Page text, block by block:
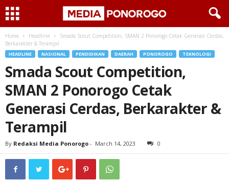
Home Headline
Smada Scout Competition, SMAN 2 Ponorogo Cetak Generasi Cerdas,
Berkarakter & Terampil
HEADLINE NASIONAL PENDIDIKAN DAERAH PONOROGO TEKNOLOGI
Smada Scout Competition,
SMAN 2 Ponorogo Cetak
Generasi Cerdas, Berkarakter &
Terampil
By Redaksi Media Ponorogo - March 14, 2023 0